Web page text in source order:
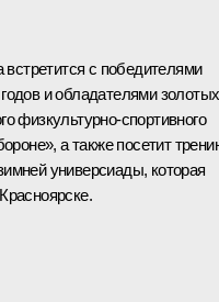
встретится с победителями
и обладателями золотых
физкультурно-спортивного
а также посетит
универсиады, которая